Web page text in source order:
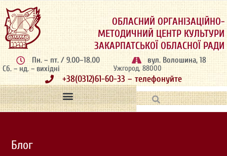
ОБЛАСНИЙ ОРГАНІЗАЦІЙНО-
МЕТОДИЧНИЙ ЦЕНТР КУЛЬТУРИ
ЗАКАРПАТСЬКОЇ ОБЛАСНОЇ РАДИ
Пн. – пт. / 9.00–18.00
Сб. – нд. – вихідні
вул. Волошина, 18
Ужгород, 88000
+38(0312)61-60-33 – телефонуйте
Блог